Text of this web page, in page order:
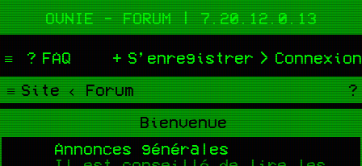
OVNIE - FORUM | 7.20.12.0.13
FAQ Connexion
S’enregistrer
Site Forum
Bienvenue
Annonces générales